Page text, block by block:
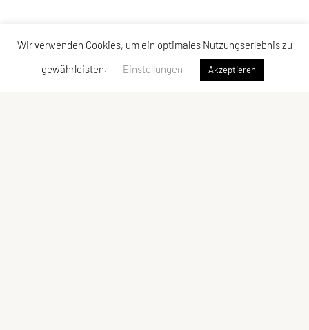
Wir verwenden Cookies, um ein optimales Nutzungserlebnis zu
gewährleisten.
Einstellungen Akzeptieren